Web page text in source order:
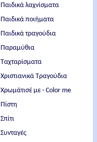
Παιδικά λαχνίσματα
Παιδικά ποιήματα
Παιδικά τραγούδια
Παραμύθια
Ταχταρίσματα
Χριστιανικά Τραγούδια
Χρωμάτισέ με - Color me
Πίστη
Σπίτι
Συνταγές